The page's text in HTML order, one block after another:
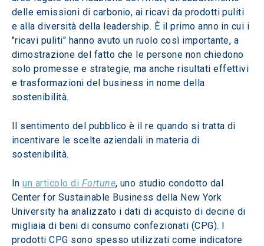
delle emissioni di carbonio, ai ricavi da prodotti puliti
e alla diversità della leadership. È il primo anno in cui i
"ricavi puliti" hanno avuto un ruolo così importante, a
dimostrazione del fatto che le persone non chiedono
solo promesse e strategie, ma anche risultati effettivi
e trasformazioni del business in nome della
sostenibilità.
Il sentimento del pubblico è il re quando si tratta di
incentivare le scelte aziendali in materia di
sostenibilità.
In un articolo di Fortune, uno studio condotto dal
Center for Sustainable Business della New York
University ha analizzato i dati di acquisto di decine di
migliaia di beni di consumo confezionati (CPG). I
prodotti CPG sono spesso utilizzati come indicatore